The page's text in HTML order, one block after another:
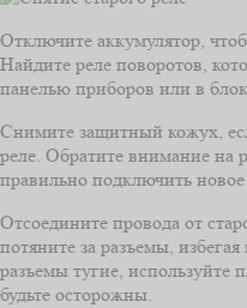
Отключите аккумулятор,
Найдите реле поворотов,
панелью приборов или в
Снимите защитный кожух,
реле. Обратите внимание на
правильно подключить
Отсоедините провода от
потяните за разъемы,
разъемы тугие, используйте
будьте осторожны.